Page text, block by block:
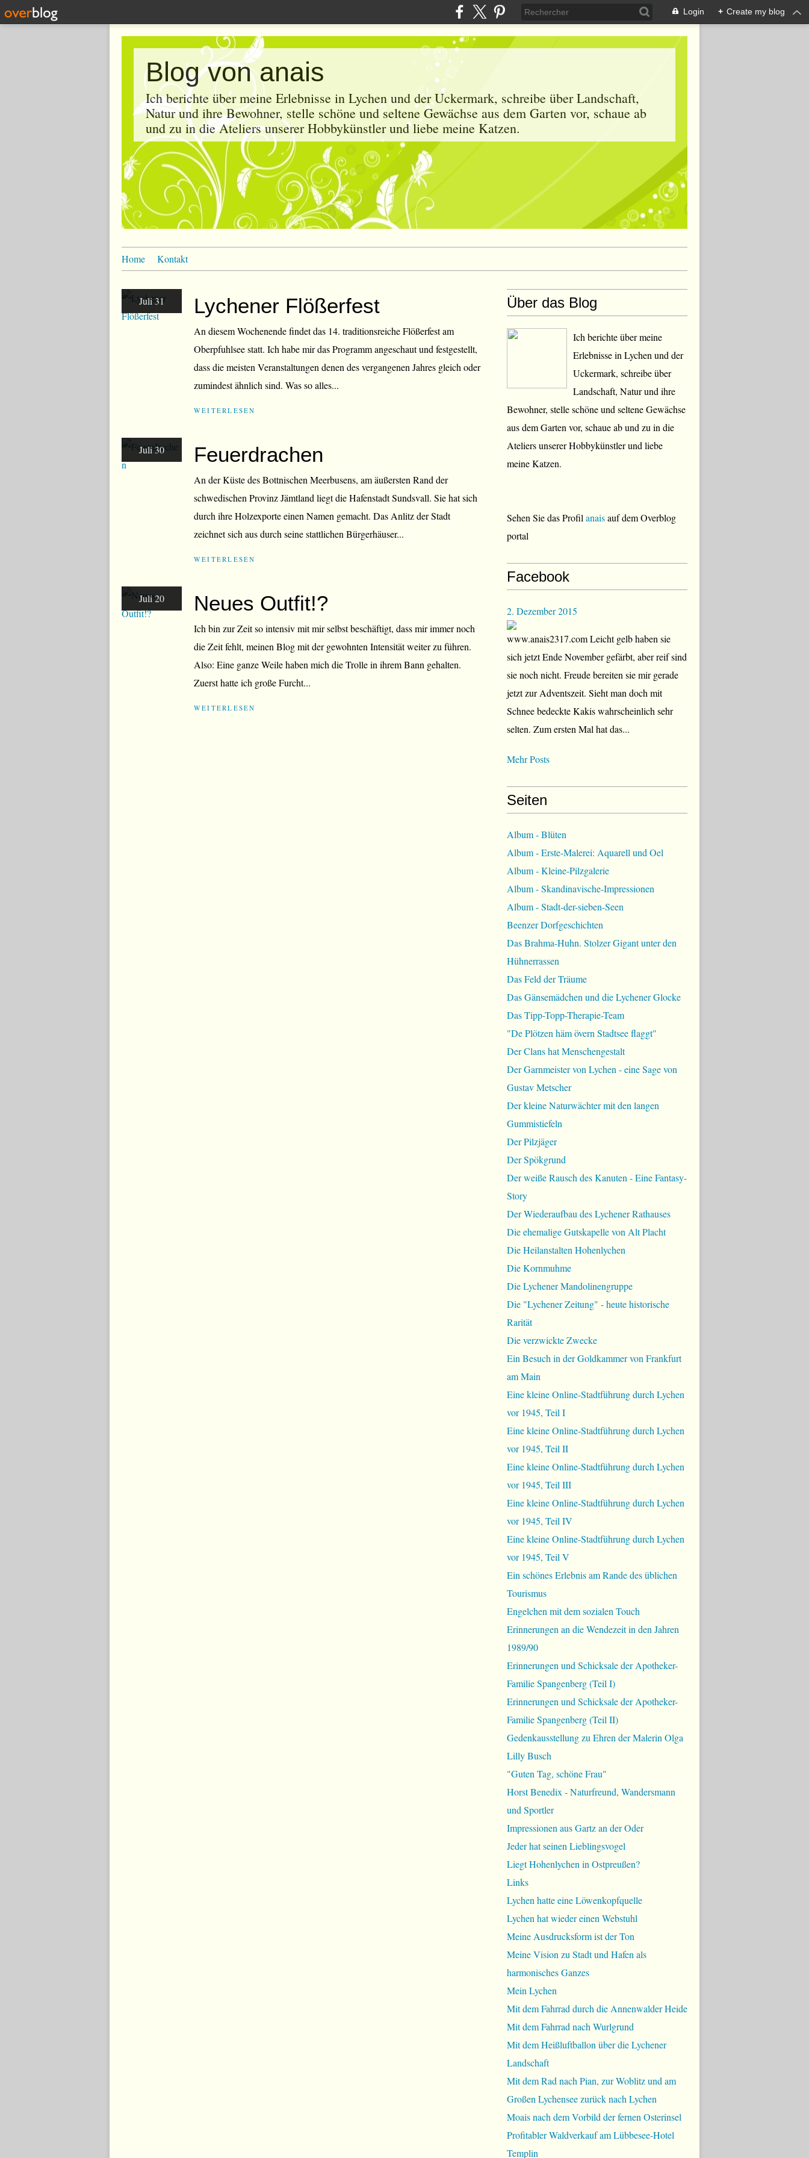
Login + Create my blog
Blog von anais
Ich berichte über meine Erlebnisse in Lychen und der Uckermark, schreibe über Landschaft,
Natur und ihre Bewohner, stelle schöne und seltene Gewächse aus dem Garten vor, schaue ab
und zu in die Ateliers unserer Hobbykünstler und liebe meine Katzen.
Home Kontakt
Juli 31 Lychener Flößerfest
An diesem Wochenende findet das 14. traditionsreiche Flößerfest am
Oberpfuhlsee statt. Ich habe mir das Programm angeschaut und festgestellt,
dass die meisten Veranstaltungen denen des vergangenen Jahres gleich oder
zumindest ähnlich sind. Was so alles...
WEITERLESEN
Juli 30 Feuerdrachen
An der Küste des Bottnischen Meerbusens, am äußersten Rand der
schwedischen Provinz Jämtland liegt die Hafenstadt Sundsvall. Sie hat sich
durch ihre Holzexporte einen Namen gemacht. Das Anlitz der Stadt
zeichnet sich aus durch seine stattlichen Bürgerhäuser...
WEITERLESEN
Juli 20 Neues Outfit!?
Ich bin zur Zeit so intensiv mit mir selbst beschäftigt, dass mir immer noch
die Zeit fehlt, meinen Blog mit der gewohnten Intensität weiter zu führen.
Also: Eine ganze Weile haben mich die Trolle in ihrem Bann gehalten.
Zuerst hatte ich große Furcht...
WEITERLESEN
Über das Blog
Ich berichte über meine
Erlebnisse in Lychen und der
Uckermark, schreibe über
Landschaft, Natur und ihre
Bewohner, stelle schöne und seltene Gewächse
aus dem Garten vor, schaue ab und zu in die
Ateliers unserer Hobbykünstler und liebe
meine Katzen.
Sehen Sie das Profil anaisauf dem Overblog
portal
Facebook
2. Dezember 2015
www.anais2317.com Leicht gelb haben sie
sich jetzt Ende November gefärbt, aber reif sind
sie noch nicht. Freude bereiten sie mir gerade
jetzt zur Adventszeit. Sieht man doch mit
Schnee bedeckte Kakis wahrscheinlich sehr
selten. Zum ersten Mal hat das...
Mehr Posts
Seiten
Album - Blüten
Album - Erste-Malerei: Aquarell und Oel
Album - Kleine-Pilzgalerie
Album - Skandinavische-Impressionen
Album - Stadt-der-sieben-Seen
Beenzer Dorfgeschichten
Das Brahma-Huhn. Stolzer Gigant unter den
Hühnerrassen
Das Feld der Träume
Das Gänsemädchen und die Lychener Glocke
Das Tipp-Topp-Therapie-Team
"De Plötzen häm övern Stadtsee flaggt"
Der Clans hat Menschengestalt
Der Garnmeister von Lychen - eine Sage von
Gustav Metscher
Der kleine Naturwächter mit den langen
Gummistiefeln
Der Pilzjäger
Der Spökgrund
Der weiße Rausch des Kanuten - Eine Fantasy-
Story
Der Wiederaufbau des Lychener Rathauses
Die ehemalige Gutskapelle von Alt Placht
Die Heilanstalten Hohenlychen
Die Kornmuhme
Die Lychener Mandolinengruppe
Die "Lychener Zeitung" - heute historische
Rarität
Die verzwickte Zwecke
Ein Besuch in der Goldkammer von Frankfurt
am Main
Eine kleine Online-Stadtführung durch Lychen
vor 1945, Teil I
Eine kleine Online-Stadtführung durch Lychen
vor 1945, Teil II
Eine kleine Online-Stadtführung durch Lychen
vor 1945, Teil III
Eine kleine Online-Stadtführung durch Lychen
vor 1945, Teil IV
Eine kleine Online-Stadtführung durch Lychen
vor 1945, Teil V
Ein schönes Erlebnis am Rande des üblichen
Tourismus
Engelchen mit dem sozialen Touch
Erinnerungen an die Wendezeit in den Jahren
1989/90
Erinnerungen und Schicksale der Apotheker-
Familie Spangenberg (Teil I)
Erinnerungen und Schicksale der Apotheker-
Familie Spangenberg (Teil II)
Gedenkausstellung zu Ehren der Malerin Olga
Lilly Busch
"Guten Tag, schöne Frau"
Horst Benedix - Naturfreund, Wandersmann
und Sportler
Impressionen aus Gartz an der Oder
Jeder hat seinen Lieblingsvogel
Liegt Hohenlychen in Ostpreußen?
Links
Lychen hatte eine Löwenkopfquelle
Lychen hat wieder einen Webstuhl
Meine Ausdrucksform ist der Ton
Meine Vision zu Stadt und Hafen als
harmonisches Ganzes
Mein Lychen
Mit dem Fahrrad durch die Annenwalder Heide
Mit dem Fahrrad nach Wurlgrund
Mit dem Heißluftballon über die Lychener
Landschaft
Mit dem Rad nach Pian, zur Woblitz und am
Großen Lychensee zurück nach Lychen
Moais nach dem Vorbild der fernen Osterinsel
Profitabler Waldverkauf am Lübbesee-Hotel
Templin